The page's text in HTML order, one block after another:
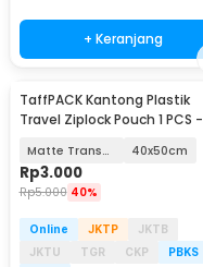
+ Keranjang
TaffPACK Kantong Plastik
Travel Ziplock Pouch 1 PCS -
Matte Transparant 40x50cm
Rp3.000
Rp5.000 40%
Online JKTP
JKTB
JKTU
TGR CKP
PBKS